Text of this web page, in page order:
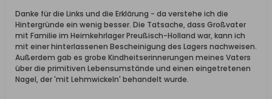
Danke für die Links und die Erklärung - da verstehe ich die
Hintergründe ein wenig besser. Die Tatsache, dass Großvater
mit Familie im Heimkehrlager Preußisch-Holland war, kann ich
mit einer hinterlassenen Bescheinigung des Lagers nachweisen.
Außerdem gab es grobe Kindheitserinnerungen meines Vaters
über die primitiven Lebensumstände und einen eingetretenen
Nagel, der 'mit Lehmwickeln' behandelt wurde.